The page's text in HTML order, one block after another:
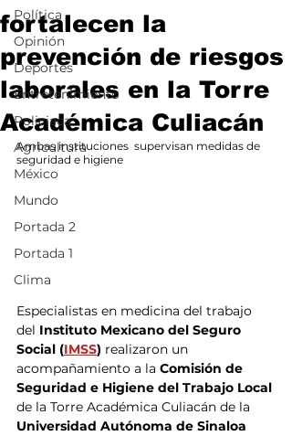
Política
Opinión
Deportes
Entretenimiento
Policiaca
Agricultura
México
Mundo
Portada 2
Portada 1
Clima
fortalecen la
prevención de riesgos
laborales en la Torre
Académica Culiacán
Ambas instituciones  supervisan medidas de
seguridad e higiene
Especialistas en medicina del trabajo
del Instituto Mexicano del Seguro
Social (IMSS) realizaron un
acompañamiento a la Comisión de
Seguridad e Higiene del Trabajo Local
de la Torre Académica Culiacán de la
Universidad Autónoma de Sinaloa